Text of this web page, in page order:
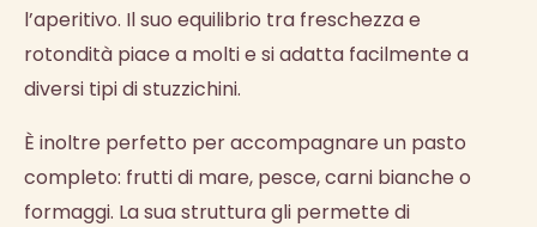
l’aperitivo. Il suo equilibrio tra freschezza e
rotondità piace a molti e si adatta facilmente a
diversi tipi di stuzzichini.
È inoltre perfetto per accompagnare un pasto
completo: frutti di mare, pesce, carni bianche o
formaggi. La sua struttura gli permette di